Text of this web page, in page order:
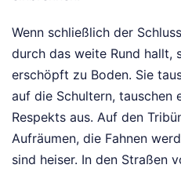
Wenn schließlich der
durch das weite Rund hallt,
erschöpft zu Boden. Sie
auf die Schultern, tauschen
Respekts aus. Auf den
Aufräumen, die Fahnen
sind heiser. In den Straßen